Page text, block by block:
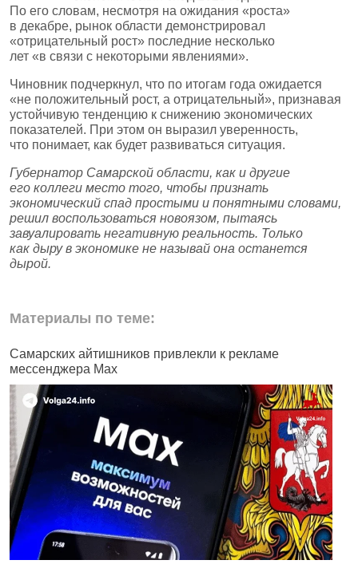
По его словам, несмотря на ожидания «роста»
в декабре, рынок области демонстрировал
«отрицательный рост» последние несколько
лет «в связи с некоторыми явлениями».
Чиновник подчеркнул, что по итогам года ожидается
«не положительный рост, а отрицательный», признавая
устойчивую тенденцию к снижению экономических
показателей. При этом он выразил уверенность,
что понимает, как будет развиваться ситуация.
Губернатор Самарской области, как и другие
его коллеги место того, чтобы признать
экономический спад простыми и понятными словами,
решил воспользоваться новоязом, пытаясь
завуалировать негативную реальность. Только
как дыру в экономике не называй она останется
дырой.
Материалы по теме:
Самарских айтишников привлекли к рекламе
мессенджера Max